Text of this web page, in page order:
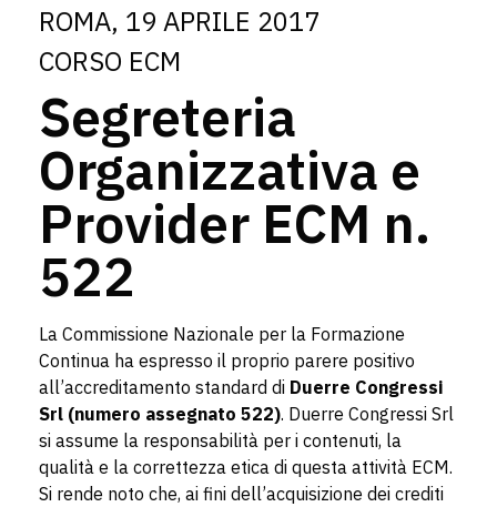
ROMA, 19 APRILE 2017
CORSO ECM
Segreteria
Organizzativa e
Provider ECM n.
522
La Commissione Nazionale per la Formazione
Continua ha espresso il proprio parere positivo
all’accreditamento standard di Duerre Congressi
Srl (numero assegnato 522). Duerre Congressi Srl
si assume la responsabilità per i contenuti, la
qualità e la correttezza etica di questa attività ECM.
Si rende noto che, ai fini dell’acquisizione dei crediti